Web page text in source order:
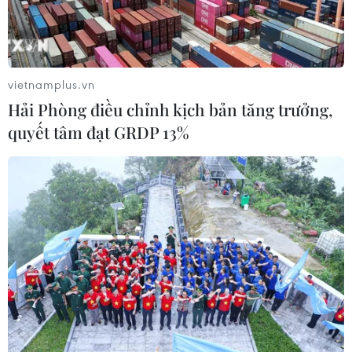
Xung đột tại Trung Đông: Tàu hàng
Ấn Độ bị đánh chìm trên Biển Đỏ
05/08/2026 04:40
Israel phát triển xét nghiệm máu đơn
giản giúp phát hiện sớm ung thư
05/08/2026 03:42
Italy có thể tham gia cơ chế xác minh
giải giáp Hezbollah tại Nam Liban
04/08/2026 22:42
Iran-Oman đàm phán thiết lập tuyến
vietnamplus.vn
Hải Phòng điều chỉnh kịch bản tăng trưởng,
quyết tâm đạt GRDP 13%